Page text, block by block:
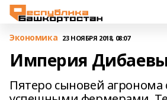
Экономика 23 НОЯБРЯ 2018, 08:07
Империя
Пятеро сыновей агронома